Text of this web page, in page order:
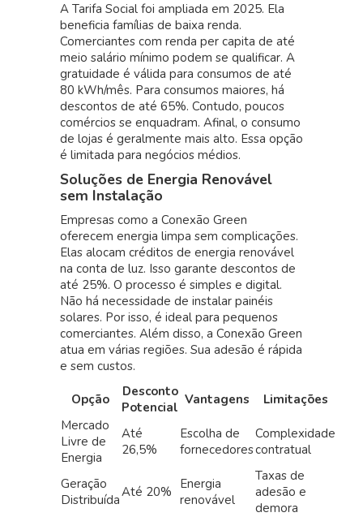
A Tarifa Social foi ampliada em 2025. Ela
beneficia famílias de baixa renda.
Comerciantes com renda per capita de até
meio salário mínimo podem se qualificar. A
gratuidade é válida para consumos de até
80 kWh/mês. Para consumos maiores, há
descontos de até 65%. Contudo, poucos
comércios se enquadram. Afinal, o consumo
de lojas é geralmente mais alto. Essa opção
é limitada para negócios médios.
Soluções de Energia Renovável
sem Instalação
Empresas como a Conexão Green
oferecem energia limpa sem complicações.
Elas alocam créditos de energia renovável
na conta de luz. Isso garante descontos de
até 25%. O processo é simples e digital.
Não há necessidade de instalar painéis
solares. Por isso, é ideal para pequenos
comerciantes. Além disso, a Conexão Green
atua em várias regiões. Sua adesão é rápida
e sem custos.
Opção
Desconto
Potencial Vantagens
Limitações
Mercado
Livre de
Energia
Até
26,5%
Escolha de
fornecedores
Complexidade
contratual
Geração
DistribuídaAté 20% Energia
renovável
Taxas de
adesão e
demora